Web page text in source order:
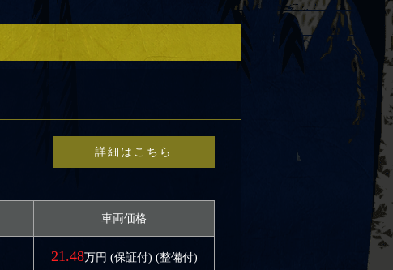
詳細はこちら
車両価格
21.48万円 (保証付) (整備付)